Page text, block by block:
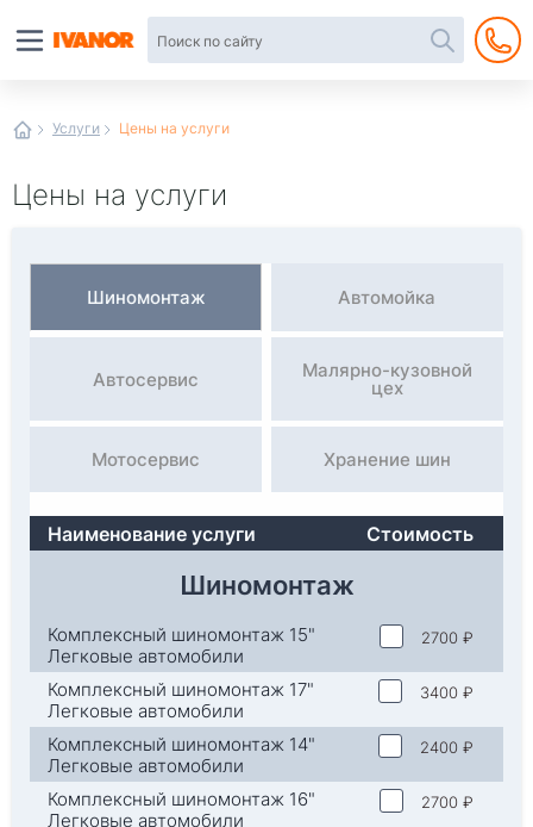
Услуги Цены на услуги
Цены на услуги
Шиномонтаж Автомойка
Автосервис Малярно-кузовной
цех
Мотосервис Хранение шин
Наименование услуги Стоимость
Шиномонтаж
Комплексный шиномонтаж 15"
Легковые автомобили
2700 ₽
Комплексный шиномонтаж 17"
Легковые автомобили
3400 ₽
Комплексный шиномонтаж 14"
Легковые автомобили
2400 ₽
Комплексный шиномонтаж 16"
Легковые автомобили
2700 ₽
интернет-